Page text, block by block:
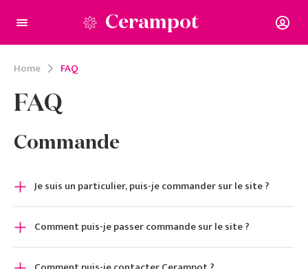
Cerampot
Home FAQ
FAQ
Commande
Je suis un particulier, puis-je commander sur le site ?
Comment puis-je passer commande sur le site ?